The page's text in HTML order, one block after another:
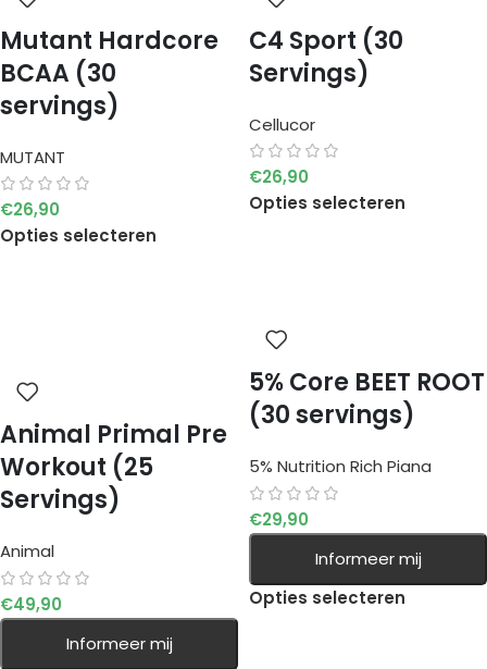
Mutant Hardcore
BCAA (30
servings)
MUTANT
€26,90
Opties selecteren
C4 Sport (30
Servings)
Cellucor
€26,90
Opties selecteren
Animal Primal Pre
Workout (25
Servings)
Animal
€49,90
Informeer mij
5% Core BEET ROOT
(30 servings)
5% Nutrition Rich Piana
€29,90
Informeer mij
Opties selecteren